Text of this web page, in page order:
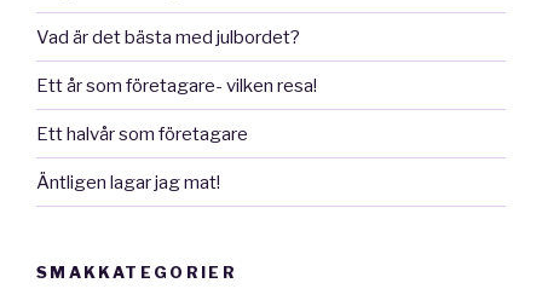
Vad är det bästa med julbordet?
Ett år som företagare- vilken resa!
Ett halvår som företagare
Äntligen lagar jag mat!
SMAKKATEGORIER